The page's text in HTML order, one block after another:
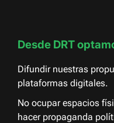
Desde DRT
Difundir nuestras
plataformas digitales.
No ocupar espacios
hacer propaganda